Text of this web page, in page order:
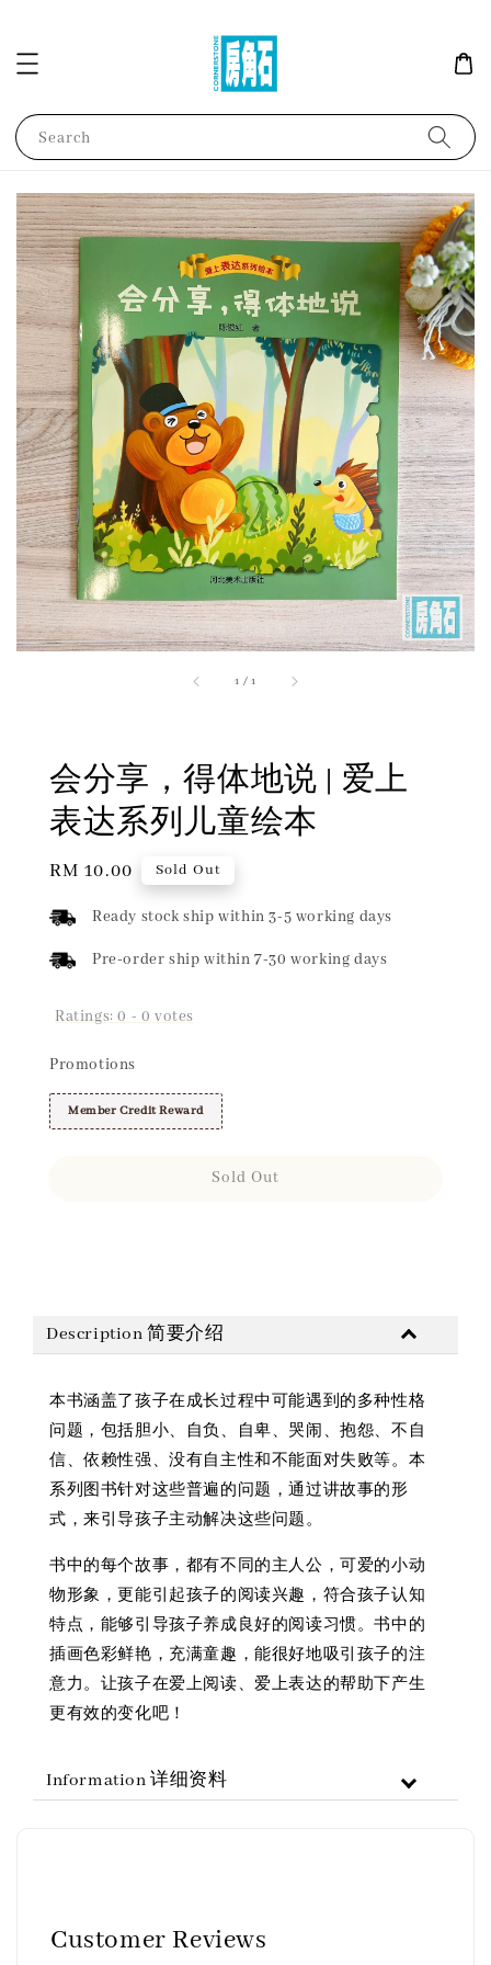
Search
1 /1
会分享，得体地说 | 爱上
表达系列儿童绘本
Regular
RM 10.00 Sold Out
Ready stock ship within 3-5 working days
Pre-order ship within 7-30 working days
Ratings:0 - 0 votes
Promotions
Member Credit Reward
Sold Out
Description 简要介绍
本书涵盖了孩子在成长过程中可能遇到的多种性格
问题，包括胆小、自负、自卑、哭闹、抱怨、不自
信、依赖性强、没有自主性和不能面对失败等。本
系列图书针对这些普遍的问题，通过讲故事的形
式，来引导孩子主动解决这些问题。
书中的每个故事，都有不同的主人公，可爱的小动
物形象，更能引起孩子的阅读兴趣，符合孩子认知
特点，能够引导孩子养成良好的阅读习惯。书中的
插画色彩鲜艳，充满童趣，能很好地吸引孩子的注
意力。让孩子在爱上阅读、爱上表达的帮助下产生
更有效的变化吧！
Information 详细资料
Customer Reviews